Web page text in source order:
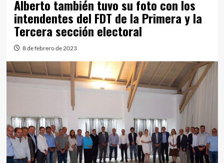
Alberto también tuvo su foto con los
intendentes del FDT de la Primera y la
Tercera sección electoral
8 de febrero de 2023